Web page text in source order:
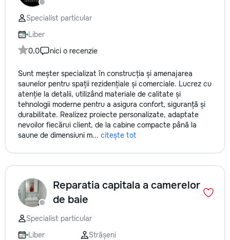
Specialist particular
Liber
0,0
nici o recenzie
Sunt meșter specializat în construcția și amenajarea
saunelor pentru spații rezidențiale și comerciale. Lucrez cu
atenție la detalii, utilizând materiale de calitate și
tehnologii moderne pentru a asigura confort, siguranță și
durabilitate. Realizez proiecte personalizate, adaptate
nevoilor fiecărui client, de la cabine compacte până la
saune de dimensiuni m... citește tot
Reparatia capitala a camerelor
de baie
Specialist particular
Liber
Strășeni